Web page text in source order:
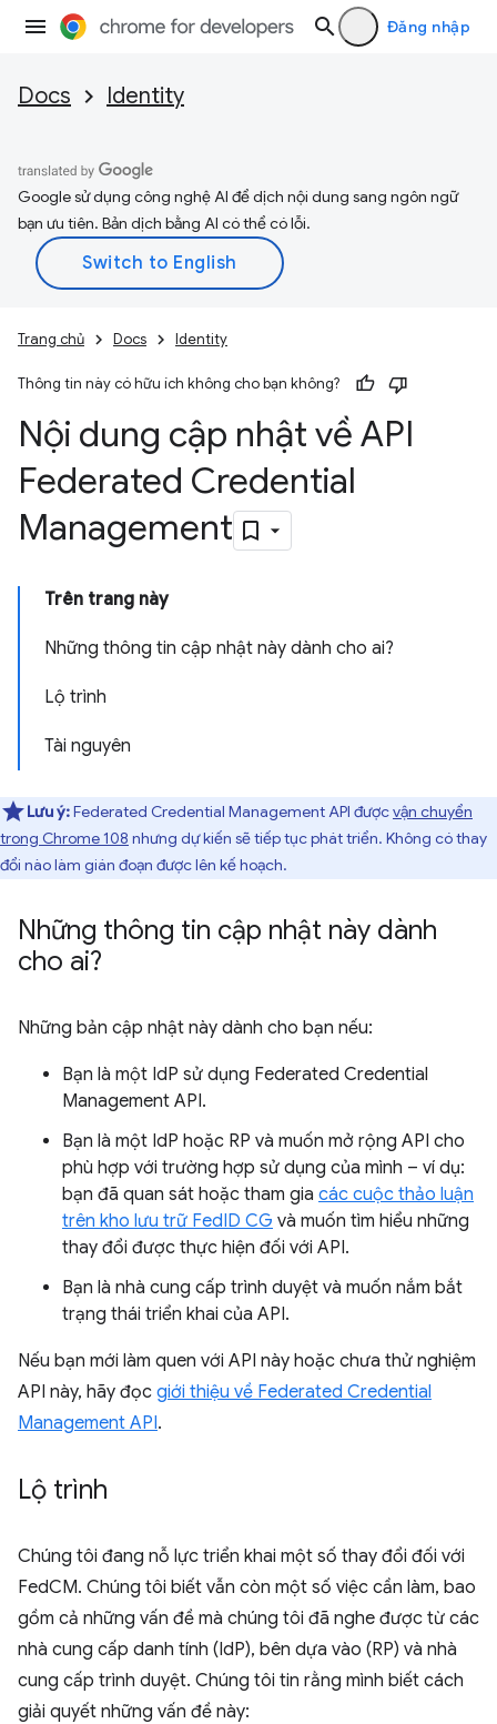
Đăng nhập
Docs Identity
Google sử dụng công nghệ AI để dịch nội dung sang ngôn ngữ
bạn ưu tiên. Bản dịch bằng AI có thể có lỗi.
Trang chủ Docs Identity
Thông tin này có hữu ích không cho bạn không?
Nội dung cập nhật về API
Federated Credential
Management
Trên trang này
Những thông tin cập nhật này dành cho ai?
Lộ trình
Tài nguyên
Lưu ý:Federated Credential Management API đượcvận chuyển
trong Chrome 108 nhưng dự kiến sẽ tiếp tục phát triển. Không có thay
đổi nào làm gián đoạn được lên kế hoạch.
Những thông tin cập nhật này dành
cho ai?
Những bản cập nhật này dành cho bạn nếu:
Bạn là một IdP sử dụng Federated Credential
Management API.
Bạn là một IdP hoặc RP và muốn mở rộng API cho
phù hợp với trường hợp sử dụng của mình – ví dụ:
bạn đã quan sát hoặc tham gia các cuộc thảo luận
trên kho lưu trữ FedID CG và muốn tìm hiểu những
thay đổi được thực hiện đối với API.
Bạn là nhà cung cấp trình duyệt và muốn nắm bắt
trạng thái triển khai của API.
Nếu bạn mới làm quen với API này hoặc chưa thử nghiệm
API này, hãy đọc giới thiệu về Federated Credential
Management API.
Lộ trình
Chúng tôi đang nỗ lực triển khai một số thay đổi đối với
FedCM. Chúng tôi biết vẫn còn một số việc cần làm, bao
gồm cả những vấn đề mà chúng tôi đã nghe được từ các
nhà cung cấp danh tính (IdP), bên dựa vào (RP) và nhà
cung cấp trình duyệt. Chúng tôi tin rằng mình biết cách
giải quyết những vấn đề này: